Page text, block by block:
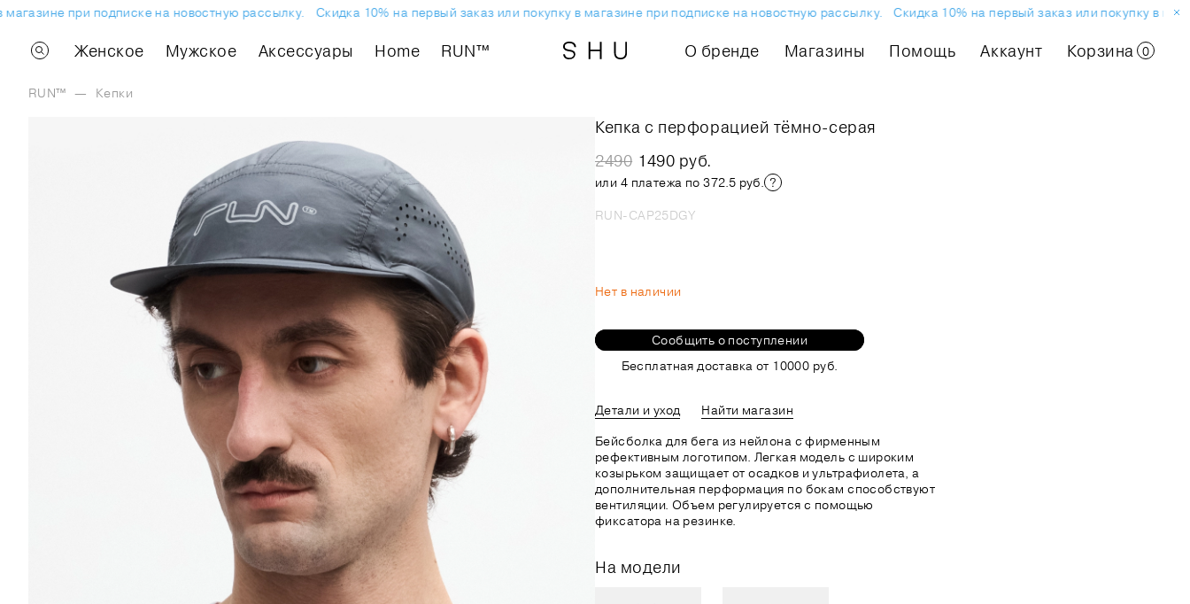
при подписке на новостную рассылку. Скидка 10% на первый заказ или покупку в магазине при подписке на новостную рассылку. Скидка 10% на первый заказ или покупку в
Женское Мужское Аксессуары Home RUN™ О бренде Магазины Помощь Аккаунт Корзина 0
RUN™ — Кепки
Кепка с перфорацией тёмно-серая
2490 1490 руб.
или 4 платежа по 372.5 руб.
RUN-CAP25DGY
Нет в наличии
Сообщить о поступлении
Бесплатная доставка от 10000 руб.
Детали и уход
Найти магазин
Бейсболка для бега из нейлона с фирменным
рефективным логотипом. Легкая модель с широким
козырьком защищает от осадков и ультрафиолета, а
дополнительная перформация по бокам способствуют
вентиляции. Объем регулируется с помощью
фиксатора на резинке.
На модели